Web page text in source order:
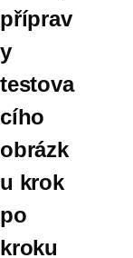
příprav
y
testova
cího
obrázk
u krok
po
kroku